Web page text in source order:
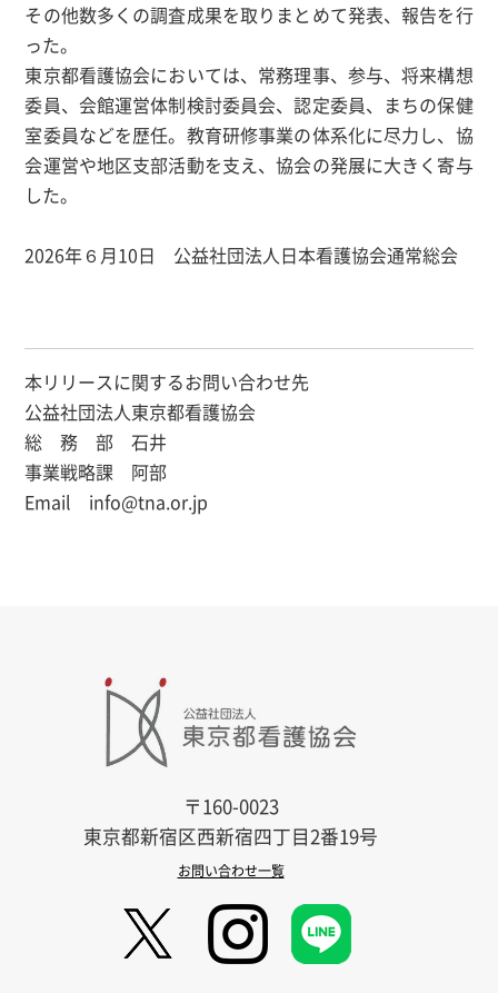
その他数多くの調査成果を取りまとめて発表、報告を行
った。
東京都看護協会においては、常務理事、参与、将来構想
委員、会館運営体制検討委員会、認定委員、まちの保健
室委員などを歴任。教育研修事業の体系化に尽力し、協
会運営や地区支部活動を支え、協会の発展に大きく寄与
した。
2026年６月10日 公益社団法人日本看護協会通常総会
本リリースに関するお問い合わせ先
公益社団法人東京都看護協会
総 務 部 石井
事業戦略課 阿部
Email info@tna.or.jp
〒160-0023
東京都新宿区西新宿四丁目2番19号
お問い合わせ一覧